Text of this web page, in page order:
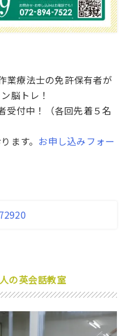
業療法士の免許保有者が
脳トレ！
受付中！（各回先着５名
ます。 お申し込みフォー
の英会話教室